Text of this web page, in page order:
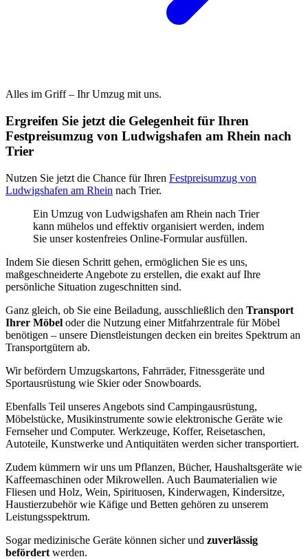
Alles im Griff – Ihr Umzug mit uns.
Ergreifen Sie jetzt die Gelegenheit für Ihren
Festpreisumzug von Ludwigshafen am Rhein nach
Trier
Nutzen Sie jetzt die Chance für Ihren Festpreisumzug von
Ludwigshafen am Rhein nach Trier.
Ein Umzug von Ludwigshafen am Rhein nach Trier
kann mühelos und effektiv organisiert werden, indem
Sie unser kostenfreies Online-Formular ausfüllen.
Indem Sie diesen Schritt gehen, ermöglichen Sie es uns,
maßgeschneiderte Angebote zu erstellen, die exakt auf Ihre
persönliche Situation zugeschnitten sind.
Ganz gleich, ob Sie eine Beiladung, ausschließlich den Transport
Ihrer Möbel oder die Nutzung einer Mitfahrzentrale für Möbel
benötigen – unsere Dienstleistungen decken ein breites Spektrum an
Transportgütern ab.
Wir befördern Umzugskartons, Fahrräder, Fitnessgeräte und
Sportausrüstung wie Skier oder Snowboards.
Ebenfalls Teil unseres Angebots sind Campingausrüstung,
Möbelstücke, Musikinstrumente sowie elektronische Geräte wie
Fernseher und Computer. Werkzeuge, Koffer, Reisetaschen,
Autoteile, Kunstwerke und Antiquitäten werden sicher transportiert.
Zudem kümmern wir uns um Pflanzen, Bücher, Haushaltsgeräte wie
Kaffeemaschinen oder Mikrowellen. Auch Baumaterialien wie
Fliesen und Holz, Wein, Spirituosen, Kinderwagen, Kindersitze,
Haustierzubehör wie Käfige und Betten gehören zu unserem
Leistungsspektrum.
Sogar medizinische Geräte können sicher und zuverlässig
befördert werden.